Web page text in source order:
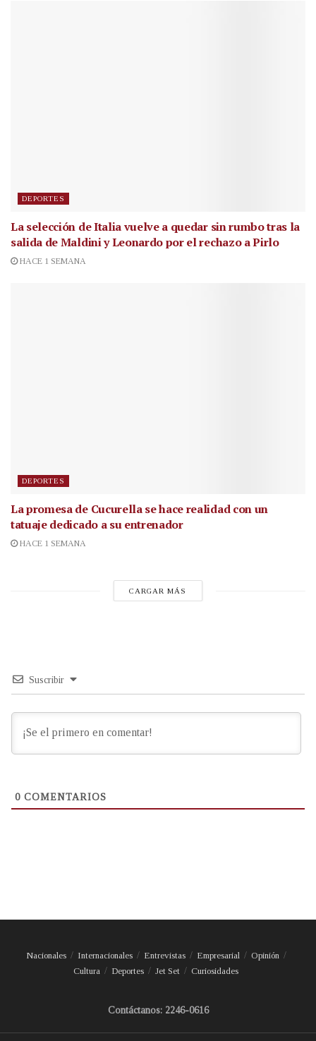
DEPORTES
La selección de Italia vuelve a quedar sin rumbo tras la
salida de Maldini y Leonardo por el rechazo a Pirlo
HACE 1 SEMANA
DEPORTES
La promesa de Cucurella se hace realidad con un
tatuaje dedicado a su entrenador
HACE 1 SEMANA
CARGAR MÁS
Suscribir
0 COMENTARIOS
Nacionales Internacionales Entrevistas Empresarial
Opinión
Cultura
Deportes Jet Set Curiosidades
Contáctanos: 2246-0616